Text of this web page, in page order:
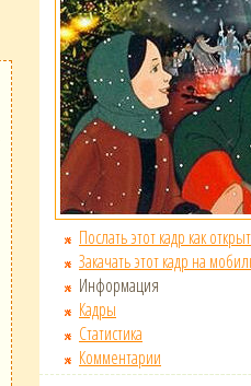
Послать этот кадр как
Закачать этот кадр на
Информация
Кадры
Статистика
Комментарии